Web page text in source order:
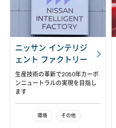
ニッサン インテリジ
ェント ファクトリー
生産技術の革新で2050年カーボ
ンニュートラルの実現を目指し
ます
環境 その他